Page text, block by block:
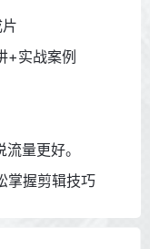
+实战案例
量更好。
掌握剪辑技巧